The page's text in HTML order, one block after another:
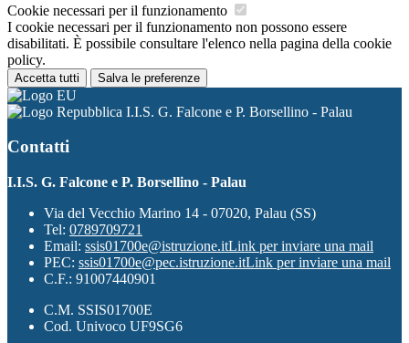
Cookie necessari per il funzionamento
I cookie necessari per il funzionamento non possono essere
disabilitati. È possibile consultare l'elenco nella pagina della cookie
policy.
Accetta tutti Salva le preferenze
I.I.S. G. Falcone e P. Borsellino - Palau
Contatti
I.I.S. G. Falcone e P. Borsellino - Palau
Via del Vecchio Marino 14 - 07020, Palau (SS)
Tel: 0789709721
Email: ssis01700e@istruzione.itLink per inviare una mail
PEC: ssis01700e@pec.istruzione.itLink per inviare una mail
C.F.: 91007440901
C.M. SSIS01700E
Cod. Univoco UF9SG6